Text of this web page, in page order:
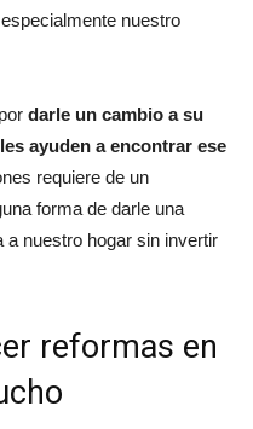
nuestro
darle un cambio a su
ayuden a encontrar ese
requiere de un
forma de darle una
nuestro hogar sin invertir
reformas en